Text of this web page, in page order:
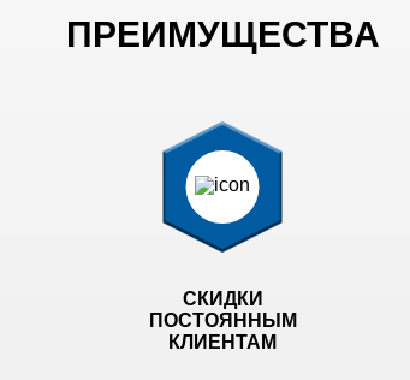
ПРЕИМУЩЕСТВА
СКИДКИ
ПОСТОЯННЫМ
КЛИЕНТАМ